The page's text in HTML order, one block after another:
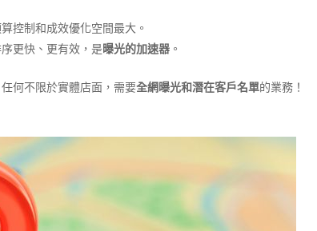
控制和成效優化空間最大。
更快、更有效，是曝光的加速器 。
何不限於實體店面，需要全網曝光和潛在客戶名單的業務！